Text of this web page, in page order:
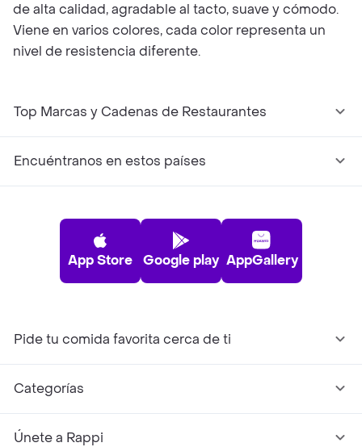
de alta calidad, agradable al tacto, suave y cómodo.
Viene en varios colores, cada color representa un
nivel de resistencia diferente.
Top Marcas y Cadenas de Restaurantes
Encuéntranos en estos países
App Store Google play AppGallery
Pide tu comida favorita cerca de ti
Categorías
Únete a Rappi